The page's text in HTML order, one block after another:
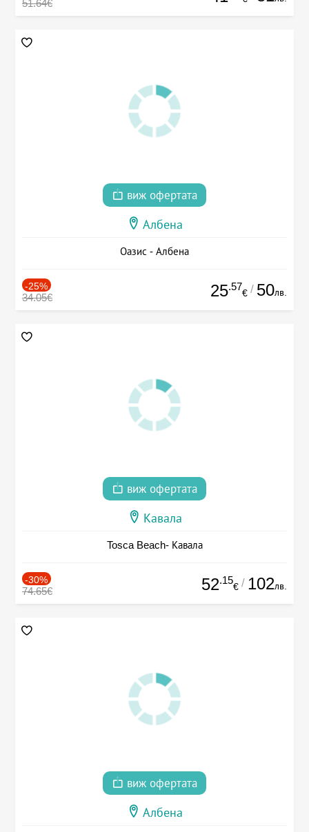
51.64€
виж офертата
Албена
Оазис - Албена
-25%
34.05€ 25.57
€ / 50лв.
виж офертата
Кавала
Tosca Beach- Кавала
-30%
74.65€ 52.15
€ / 102лв.
виж офертата
Албена